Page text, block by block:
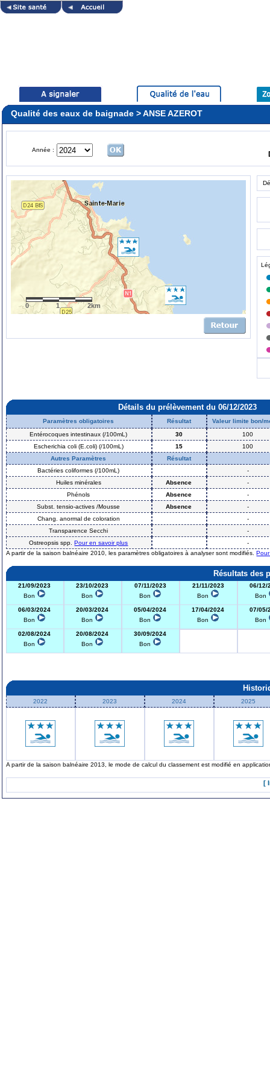
Qualité des eaux de baignade > ANSE AZEROT
Année :
0 1 2km
Détails du prélèvement du 06/12/2023
Paramètres obligatoires Résultat
Valeur limite bon/
Entérocoques intestinaux (/100mL)
30
100
Escherichia coli (E.coli) (/100mL)
15
100
Autres Paramètres
Résultat
Bactéries coliformes (/100mL)
-
Huiles minérales
Absence
-
Phénols
Absence
-
Subst. tensio-actives /Mousse
Absence
-
Chang. anormal de coloration
-
Transparence Secchi
-
Ostreopsis spp.Pour en savoir plus
-
A partir de la saison balnéaire 2010, les paramètres obligatoires à analyser sont modifiés.
Résultats des
21/09/2023
Bon
23/10/2023
Bon
07/11/2023
Bon
21/11/2023
Bon
06/12/
Bon
06/03/2024
Bon
20/03/2024
Bon
05/04/2024
Bon
17/04/2024
Bon
07/05/
Bon
02/08/2024
Bon
20/08/2024
Bon
30/09/2024
Bon
2022 2023 2024 2025
A partir de la saison balnéaire 2013, le mode de calcul du classement est modifié en
[